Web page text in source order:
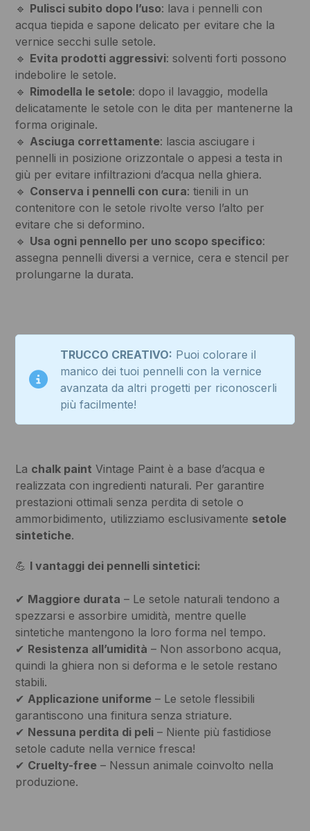
🔹 Pulisci subito dopo l’uso: lava i pennelli con
acqua tiepida e sapone delicato per evitare che la
vernice secchi sulle setole.
🔹 Evita prodotti aggressivi: solventi forti possono
indebolire le setole.
🔹 Rimodella le setole: dopo il lavaggio, modella
delicatamente le setole con le dita per mantenerne la
forma originale.
🔹 Asciuga correttamente: lascia asciugare i
pennelli in posizione orizzontale o appesi a testa in
giù per evitare infiltrazioni d’acqua nella ghiera.
🔹 Conserva i pennelli con cura: tienili in un
contenitore con le setole rivolte verso l’alto per
evitare che si deformino.
🔹 Usa ogni pennello per uno scopo specifico:
assegna pennelli diversi a vernice, cera e stencil per
prolungarne la durata.
TRUCCO CREATIVO: Puoi colorare il
manico dei tuoi pennelli con la vernice
avanzata da altri progetti per riconoscerli
più facilmente!
La chalk paint Vintage Paint è a base d’acqua e
realizzata con ingredienti naturali. Per garantire
prestazioni ottimali senza perdita di setole o
ammorbidimento, utilizziamo esclusivamente setole
sintetiche.
💪 I vantaggi dei pennelli sintetici:
✔ Maggiore durata – Le setole naturali tendono a
spezzarsi e assorbire umidità, mentre quelle
sintetiche mantengono la loro forma nel tempo.
✔ Resistenza all’umidità – Non assorbono acqua,
quindi la ghiera non si deforma e le setole restano
stabili.
✔ Applicazione uniforme – Le setole flessibili
garantiscono una finitura senza striature.
✔ Nessuna perdita di peli – Niente più fastidiose
setole cadute nella vernice fresca!
✔ Cruelty-free – Nessun animale coinvolto nella
produzione.